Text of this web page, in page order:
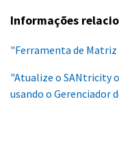
Informações
"Ferramenta de
"Atualize o SANtricity
usando o Gerenciador